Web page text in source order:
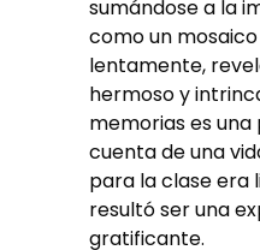
sumándose a la
como un
lentamente,
hermoso y
memorias es
cuenta de una
para la clase era
resultó ser una
gratificante.